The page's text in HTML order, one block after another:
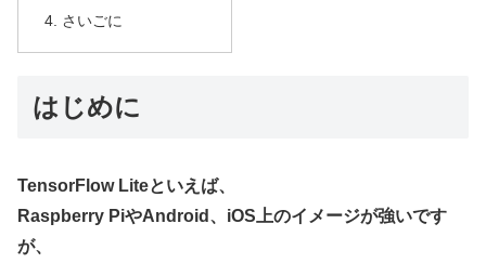
さいごに
はじめに
TensorFlow Liteといえば、
Raspberry PiやAndroid、iOS上のイメージが強いです
が、